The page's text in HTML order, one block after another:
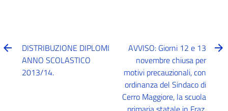
DISTRIBUZIONE DIPLOMI
ANNO SCOLASTICO
2013/14.
AVVISO: Giorni 12 e 13
novembre chiusa per
motivi precauzionali, con
ordinanza del Sindaco di
Cerro Maggiore, la scuola